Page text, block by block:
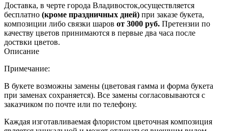
Доставка, в черте города Владивосток,осуществляется
бесплатно (кроме праздничных дней) при заказе букета,
композиции либо связки шаров от 3000 руб. Претензии по
качеству цветов принимаются в первые два часа после
доствки цветов.
Описание
Примечание:
В букете возможны замены (цветовая гамма и форма букета
при заменах сохраняется). Все замены согласовываются с
заказчиком по почте или по телефону.
Каждая изготавливаемая флористом цветочная композиция